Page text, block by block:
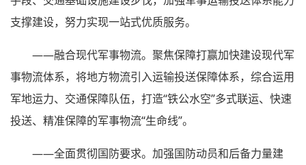
支撑建设，努力实现一站式优质服务。
——融合现代军事物流。聚焦保障打赢加快建设现代军
事物流体系，将地方物流引入运输投送保障体系，综合运用
军地运力、交通保障队伍，打造“铁公水空”多式联运、快速
投送、精准保障的军事物流“生命线”。
——全面贯彻国防要求。加强国防动员和后备力量建